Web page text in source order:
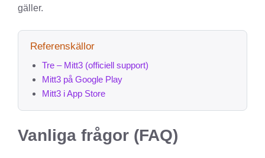
gäller.
Referenskällor
Tre – Mitt3 (officiell support)
Mitt3 på Google Play
Mitt3 i App Store
Vanliga frågor (FAQ)